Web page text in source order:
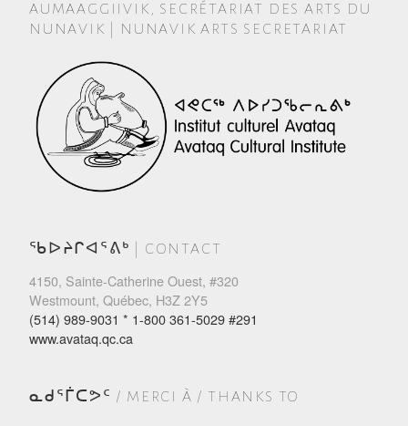
AUMAAGGIIVIK, SECRÉTARIAT DES ARTS DU
NUNAVIK | NUNAVIK ARTS SECRETARIAT
ᖃᐅᔨᒋᐊᕐᕕᒃ | CONTACT
4150, Sainte-Catherine Ouest, #320
Westmount, Québec, H3Z 2Y5
(514) 989-9031 * 1-800 361-5029 #291
www.avataq.qc.ca
ᓇᑯᕐᒦᑕᕗᑦ / MERCI À / THANKS TO